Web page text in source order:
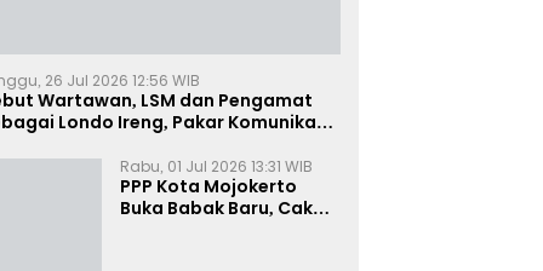
26 Jul 2026 12:56 WIB
Wartawan, LSM dan Pengamat
Londo Ireng, Pakar Komunikasi:
Rabu, 01 Jul 2026 13:31 WIB
PPP Kota Mojokerto
Buka Babak Baru, Cak